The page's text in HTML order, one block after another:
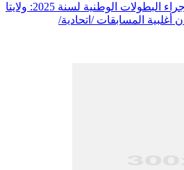
ألعاب القوى/ أماكن إجراء البطولات الوطنية لسنة 2025: ولايتا
أغلبية المسابقات /اتحادية/